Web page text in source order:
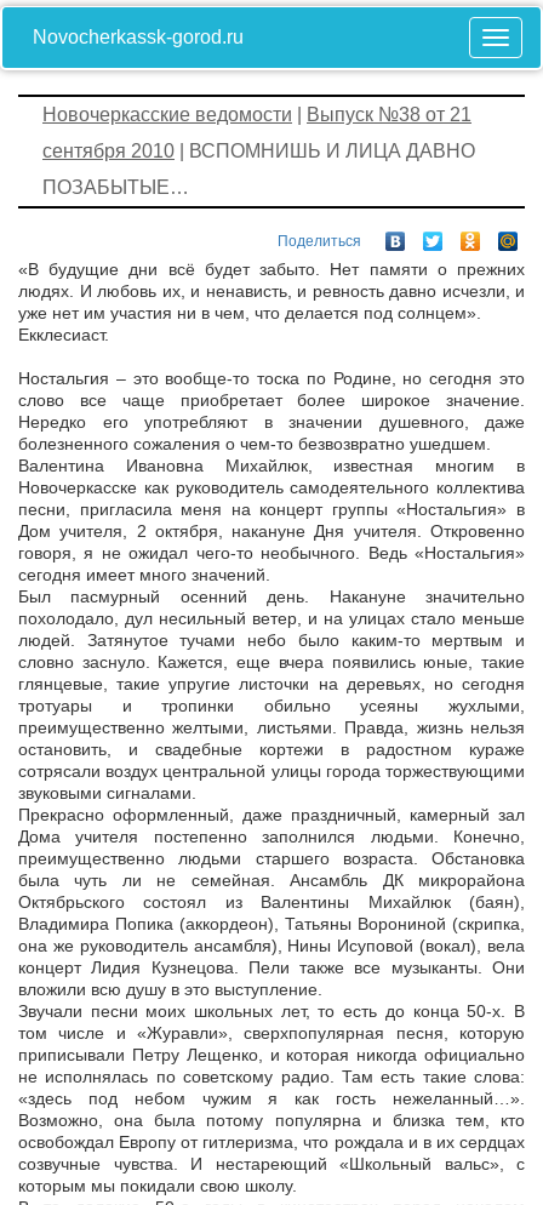
Novocherkassk-gorod.ru
Новочеркасские ведомости
Выпуск №38 от 21
сентября 2010 | ВСПОМНИШЬ И ЛИЦА ДАВНО
ПОЗАБЫТЫЕ…
Поделиться
«В будущие дни всё будет забыто. Нет памяти о прежних
людях. И любовь их, и ненависть, и ревность давно исчезли, и
уже нет им участия ни в чем, что делается под солнцем».
Екклесиаст.
Ностальгия – это вообще-то тоска по Родине, но сегодня это
слово все чаще приобретает более широкое значение.
Нередко его употребляют в значении душевного, даже
болезненного сожаления о чем-то безвозвратно ушедшем.
Валентина Ивановна Михайлюк, известная многим в
Новочеркасске как руководитель самодеятельного коллектива
песни, пригласила меня на концерт группы «Ностальгия» в
Дом учителя, 2 октября, накануне Дня учителя. Откровенно
говоря, я не ожидал чего-то необычного. Ведь «Ностальгия»
сегодня имеет много значений.
Был пасмурный осенний день. Накануне значительно
похолодало, дул несильный ветер, и на улицах стало меньше
людей. Затянутое тучами небо было каким-то мертвым и
словно заснуло. Кажется, еще вчера появились юные, такие
глянцевые, такие упругие листочки на деревьях, но сегодня
тротуары и тропинки обильно усеяны жухлыми,
преимущественно желтыми, листьями. Правда, жизнь нельзя
остановить, и свадебные кортежи в радостном кураже
сотрясали воздух центральной улицы города торжествующими
звуковыми сигналами.
Прекрасно оформленный, даже праздничный, камерный зал
Дома учителя постепенно заполнился людьми. Конечно,
преимущественно людьми старшего возраста. Обстановка
была чуть ли не семейная. Ансамбль ДК микрорайона
Октябрьского состоял из Валентины Михайлюк (баян),
Владимира Попика (аккордеон), Татьяны Ворониной (скрипка,
она же руководитель ансамбля), Нины Исуповой (вокал), вела
концерт Лидия Кузнецова. Пели также все музыканты. Они
вложили всю душу в это выступление.
Звучали песни моих школьных лет, то есть до конца 50-х. В
том числе и «Журавли», сверхпопулярная песня, которую
приписывали Петру Лещенко, и которая никогда официально
не исполнялась по советскому радио. Там есть такие слова:
«здесь под небом чужим я как гость нежеланный…».
Возможно, она была потому популярна и близка тем, кто
освобождал Европу от гитлеризма, что рождала и в их сердцах
созвучные чувства. И нестареющий «Школьный вальс», с
которым мы покидали свою школу.